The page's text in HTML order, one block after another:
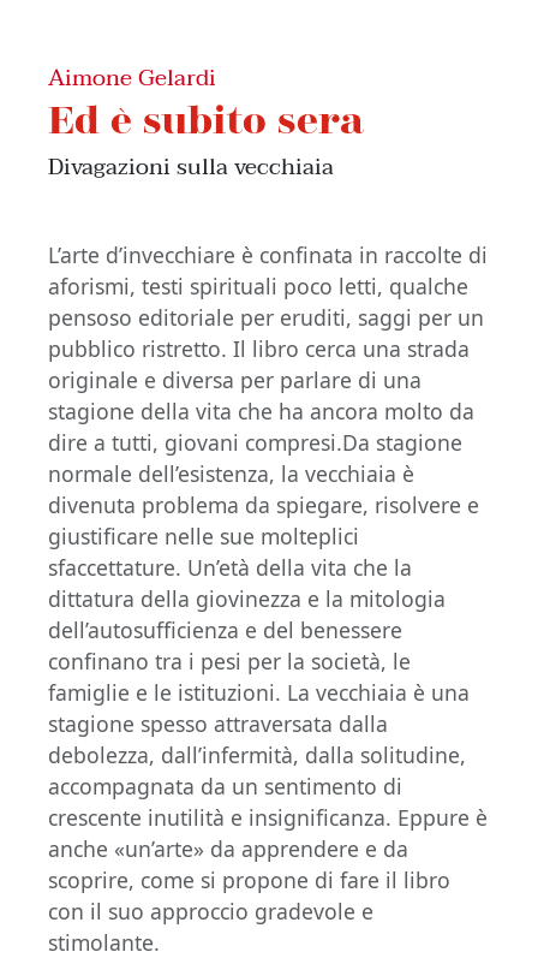
Aimone Gelardi
Ed è subito sera
Divagazioni sulla vecchiaia
L’arte d’invecchiare è confinata in raccolte di
aforismi, testi spirituali poco letti, qualche
pensoso editoriale per eruditi, saggi per un
pubblico ristretto. Il libro cerca una strada
originale e diversa per parlare di una
stagione della vita che ha ancora molto da
dire a tutti, giovani compresi.Da stagione
normale dell’esistenza, la vecchiaia è
divenuta problema da spiegare, risolvere e
giustificare nelle sue molteplici
sfaccettature. Un’età della vita che la
dittatura della giovinezza e la mitologia
dell’autosufficienza e del benessere
confinano tra i pesi per la società, le
famiglie e le istituzioni. La vecchiaia è una
stagione spesso attraversata dalla
debolezza, dall’infermità, dalla solitudine,
accompagnata da un sentimento di
crescente inutilità e insignificanza. Eppure è
anche «un’arte» da apprendere e da
scoprire, come si propone di fare il libro
con il suo approccio gradevole e
stimolante.